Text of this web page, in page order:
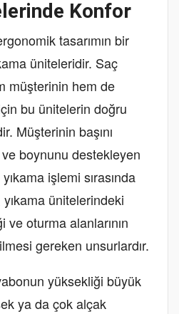
Konfor
tasarımın bir
üniteleridir. Saç
müşterinin hem de
bu ünitelerin doğru
Müşterinin başını
boynunu destekleyen
işlemi sırasında
ünitelerindeki
ve oturma alanlarının
gereken unsurlardır.
yüksekliği büyük
ya da çok alçak